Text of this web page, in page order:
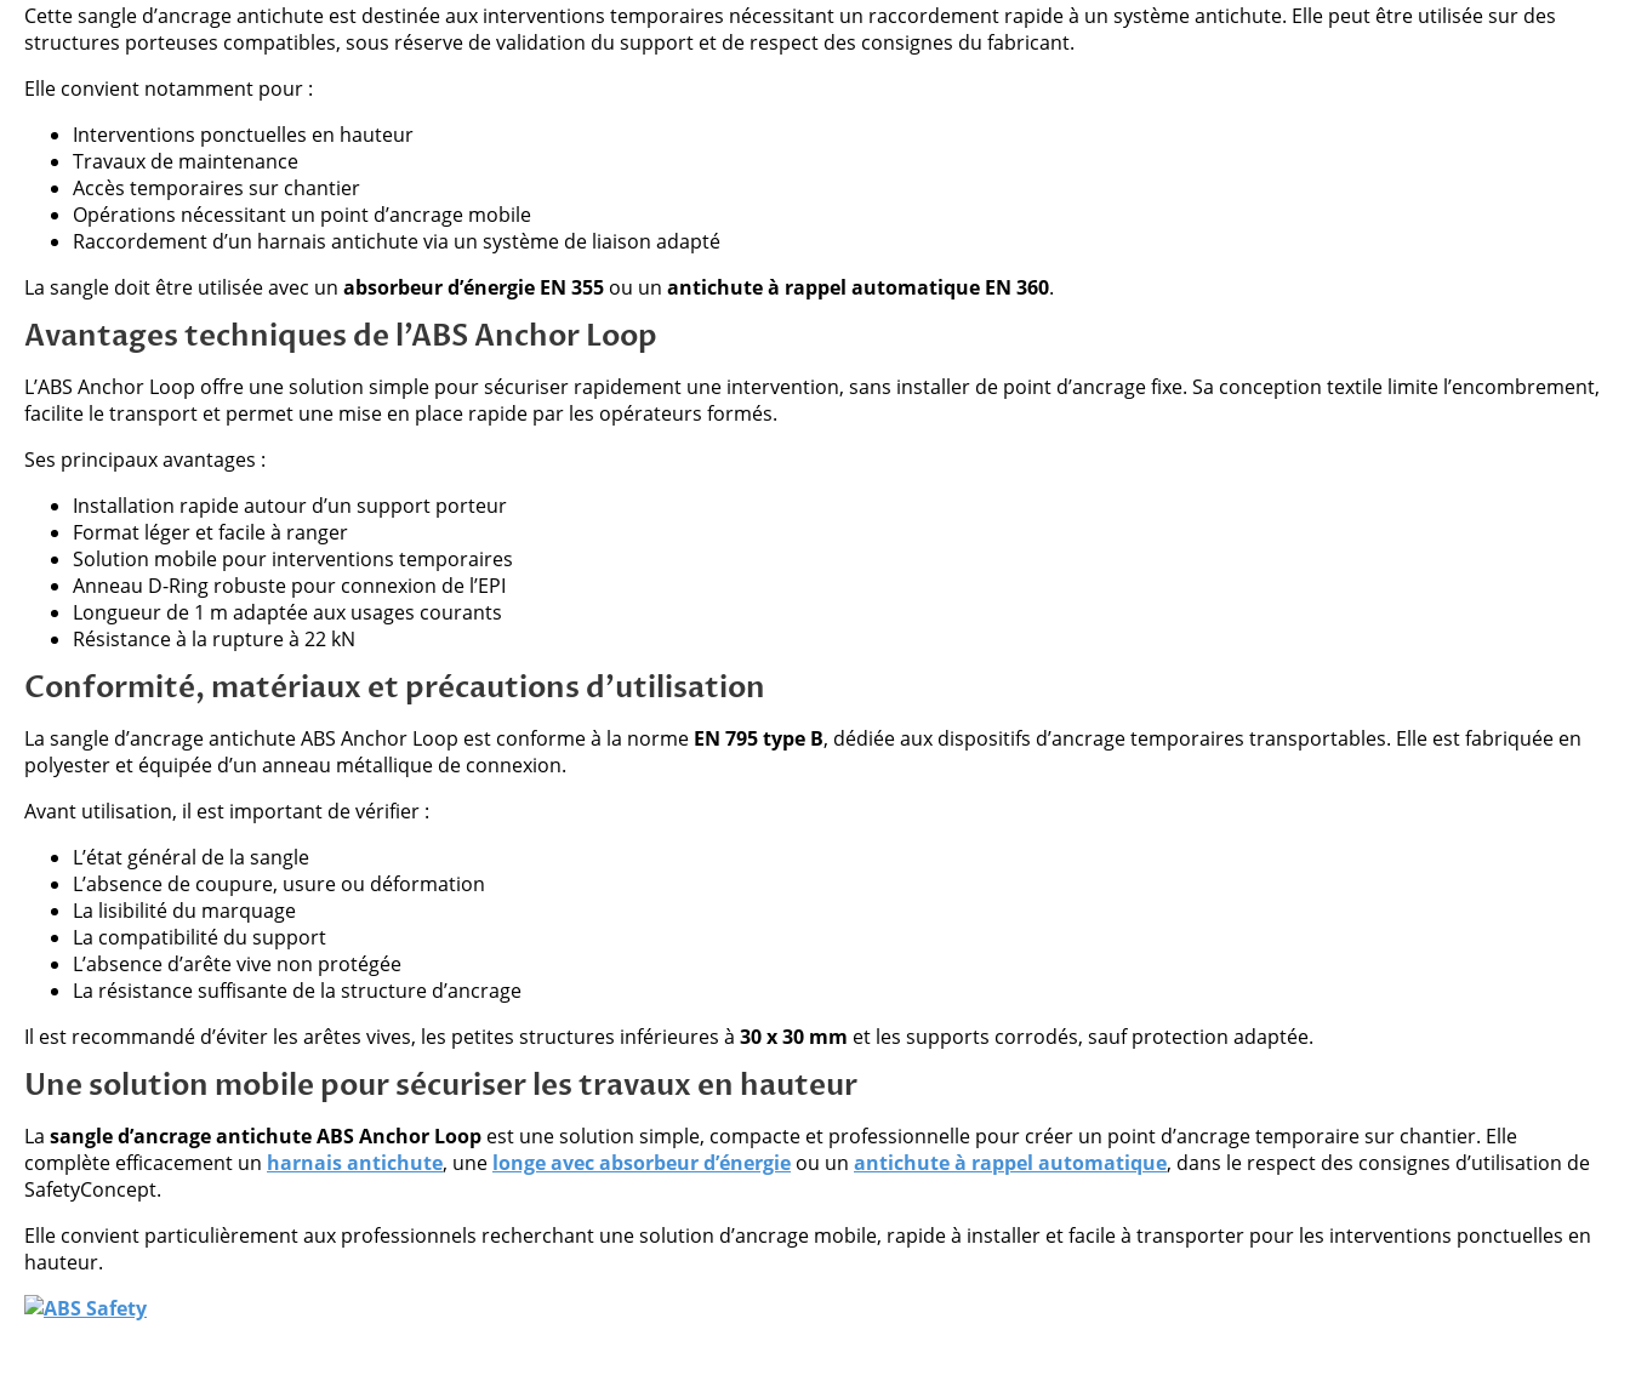
Cette sangle d’ancrage antichute est destinée aux interventions temporaires nécessitant un raccordement rapide à un système antichute. Elle peut être utilisée sur des
structures porteuses compatibles, sous réserve de validation du support et de respect des consignes du fabricant.
Elle convient notamment pour :
Interventions ponctuelles en hauteur
Travaux de maintenance
Accès temporaires sur chantier
Opérations nécessitant un point d’ancrage mobile
Raccordement d’un harnais antichute via un système de liaison adapté
La sangle doit être utilisée avec un absorbeur d’énergie EN 355 ou un antichute à rappel automatique EN 360.
Avantages techniques de l’ABS Anchor Loop
L’ABS Anchor Loop offre une solution simple pour sécuriser rapidement une intervention, sans installer de point d’ancrage fixe. Sa conception textile limite l’encombrement,
facilite le transport et permet une mise en place rapide par les opérateurs formés.
Ses principaux avantages :
Installation rapide autour d’un support porteur
Format léger et facile à ranger
Solution mobile pour interventions temporaires
Anneau D-Ring robuste pour connexion de l’EPI
Longueur de 1 m adaptée aux usages courants
Résistance à la rupture à 22 kN
Conformité, matériaux et précautions d’utilisation
La sangle d’ancrage antichute ABS Anchor Loop est conforme à la norme EN 795 type B, dédiée aux dispositifs d’ancrage temporaires transportables. Elle est fabriquée en
polyester et équipée d’un anneau métallique de connexion.
Avant utilisation, il est important de vérifier :
L’état général de la sangle
L’absence de coupure, usure ou déformation
La lisibilité du marquage
La compatibilité du support
L’absence d’arête vive non protégée
La résistance suffisante de la structure d’ancrage
Il est recommandé d’éviter les arêtes vives, les petites structures inférieures à 30 x 30 mm et les supports corrodés, sauf protection adaptée.
Une solution mobile pour sécuriser les travaux en hauteur
La sangle d’ancrage antichute ABS Anchor Loop est une solution simple, compacte et professionnelle pour créer un point d’ancrage temporaire sur chantier. Elle
complète efficacement un harnais antichute, une longe avec absorbeur d’énergie ou un antichute à rappel automatique, dans le respect des consignes d’utilisation de
SafetyConcept.
Elle convient particulièrement aux professionnels recherchant une solution d’ancrage mobile, rapide à installer et facile à transporter pour les interventions ponctuelles en
hauteur.